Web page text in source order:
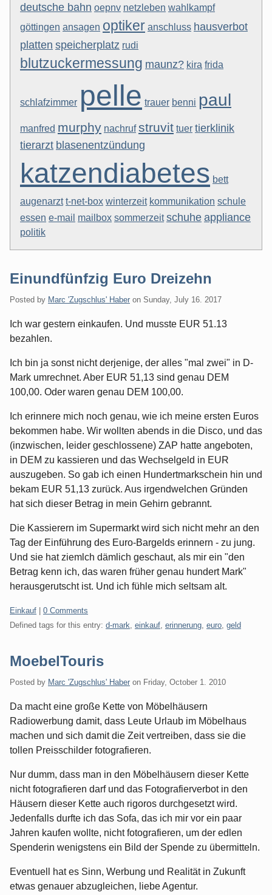
deutsche bahn oepnv netzleben wahlkampf
göttingen ansagen optiker anschluss hausverbot
platten speicherplatz rudi
blutzuckermessung maunz? kira frida
schlafzimmer pelle trauer benni paul
manfred murphy nachruf struvit tuer tierklinik
tierarzt blasenentzündung
katzendiabetes bett
augenarzt t-net-box winterzeit kommunikation schule
essen e-mail mailbox sommerzeit schuheappliance
politik
Einundfünfzig Euro Dreizehn
Posted by Marc 'Zugschlus' Haber on Sunday, July 16. 2017
Ich war gestern einkaufen. Und musste EUR 51.13
bezahlen.
Ich bin ja sonst nicht derjenige, der alles "mal zwei" in D-
Mark umrechnet. Aber EUR 51,13 sind genau DEM
100,00. Oder waren genau DEM 100,00.
Ich erinnere mich noch genau, wie ich meine ersten Euros
bekommen habe. Wir wollten abends in die Disco, und das
(inzwischen, leider geschlossene) ZAP hatte angeboten,
in DEM zu kassieren und das Wechselgeld in EUR
auszugeben. So gab ich einen Hundertmarkschein hin und
bekam EUR 51,13 zurück. Aus irgendwelchen Gründen
hat sich dieser Betrag in mein Gehirn gebrannt.
Die Kassierern im Supermarkt wird sich nicht mehr an den
Tag der Einführung des Euro-Bargelds erinnern - zu jung.
Und sie hat ziemlch dämlich geschaut, als mir ein "den
Betrag kenn ich, das waren früher genau hundert Mark"
herausgerutscht ist. Und ich fühle mich seltsam alt.
Categories:
Einkauf
0 Comments
Defined tags for this entry: d-mark einkauf erinnerung euro geld
MoebelTouris
Posted by Marc 'Zugschlus' Haber on Friday, October 1. 2010
Da macht eine große Kette von Möbelhäusern
Radiowerbung damit, dass Leute Urlaub im Möbelhaus
machen und sich damit die Zeit vertreiben, dass sie die
tollen Preisschilder fotografieren.
Nur dumm, dass man in den Möbelhäusern dieser Kette
nicht fotografieren darf und das Fotografierverbot in den
Häusern dieser Kette auch rigoros durchgesetzt wird.
Jedenfalls durfte ich das Sofa, das ich mir vor ein paar
Jahren kaufen wollte, nicht fotografieren, um der edlen
Spenderin wenigstens ein Bild der Spende zu übermitteln.
Eventuell hat es Sinn, Werbung und Realität in Zukunft
etwas genauer abzugleichen, liebe Agentur.